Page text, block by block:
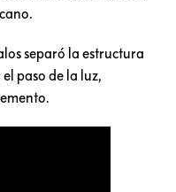
separó la estructura
paso de la luz,